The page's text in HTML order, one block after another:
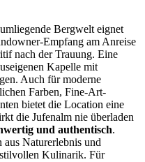
Bergwelt eignet
Empfang am Anreise
nach der Trauung. Eine
Kapelle mit
Auch für moderne
Farben, Fine-Art-
bietet die Location eine
die Jufenalm nie überladen
und authentisch.
Naturerlebnis und
Kulinarik. Für